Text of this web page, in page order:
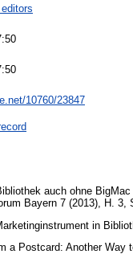
10760/23847
auch ohne
Bayern 7 (2013), H. 3,
in
a Postcard: Another